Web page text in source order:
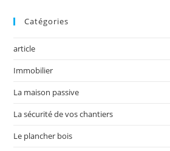
Catégories
article
Immobilier
La maison passive
La sécurité de vos chantiers
Le plancher bois